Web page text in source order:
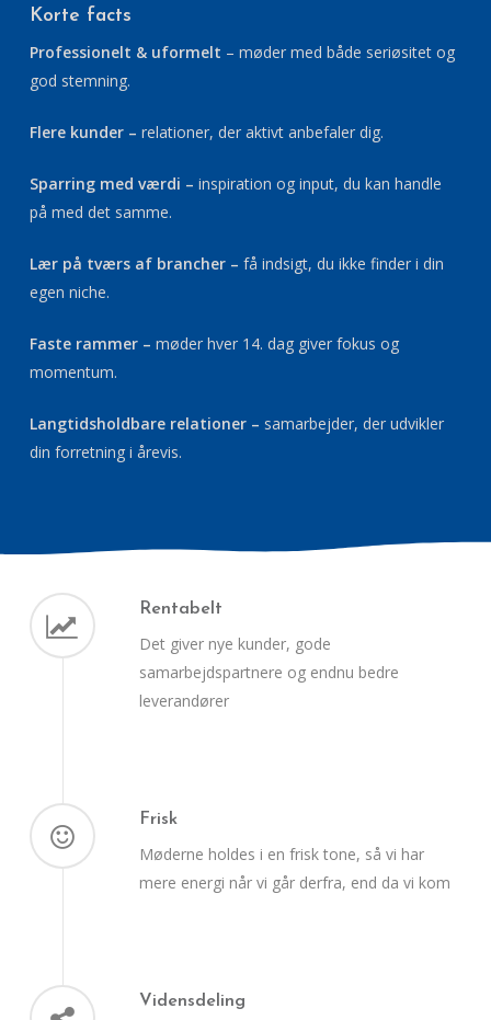
Korte facts
Professionelt & uformelt – møder med både seriøsitet og
god stemning.
Flere kunder – relationer, der aktivt anbefaler dig.
Sparring med værdi – inspiration og input, du kan handle
på med det samme.
Lær på tværs af brancher – få indsigt, du ikke finder i din
egen niche.
Faste rammer – møder hver 14. dag giver fokus og
momentum.
Langtidsholdbare relationer – samarbejder, der udvikler
din forretning i årevis.
Rentabelt
Det giver nye kunder, gode
samarbejdspartnere og endnu bedre
leverandører
Frisk
Møderne holdes i en frisk tone, så vi har
mere energi når vi går derfra, end da vi kom
Vidensdeling